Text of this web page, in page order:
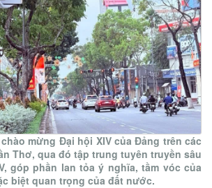
mừng Đại hội XIV của Đảng trên các
Thơ, qua đó tập trung tuyên truyền sâu
góp phần lan tỏa ý nghĩa, tầm vóc của
biệt quan trọng của đất nước.